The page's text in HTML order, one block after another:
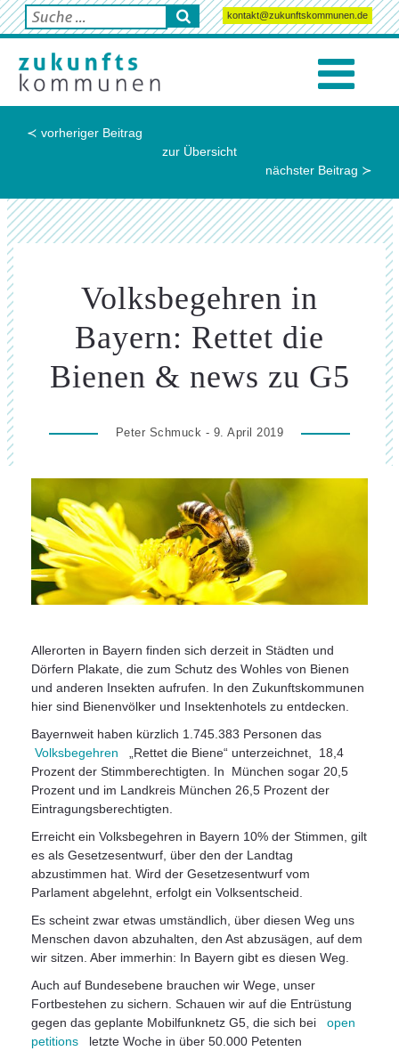
kontakt@zukunftskommunen.de
≺ vorheriger Beitrag
zur Übersicht
nächster Beitrag ≻
Volksbegehren in
Bayern: Rettet die
Bienen & news zu G5
Peter Schmuck - 9. April 2019
Allerorten in Bayern finden sich derzeit in Städten und
Dörfern Plakate, die zum Schutz des Wohles von Bienen
und anderen Insekten aufrufen. In den Zukunftskommunen
hier sind Bienenvölker und Insektenhotels zu entdecken.
Bayernweit haben kürzlich 1.745.383 Personen das
Volksbegehren „Rettet die Biene“ unterzeichnet, 18,4
Prozent der Stimmberechtigten. In München sogar 20,5
Prozent und im Landkreis München 26,5 Prozent der
Eintragungsberechtigten.
Erreicht ein Volksbegehren in Bayern 10% der Stimmen, gilt
es als Gesetzesentwurf, über den der Landtag
abzustimmen hat. Wird der Gesetzesentwurf vom
Parlament abgelehnt, erfolgt ein Volksentscheid.
Es scheint zwar etwas umständlich, über diesen Weg uns
Menschen davon abzuhalten, den Ast abzusägen, auf dem
wir sitzen. Aber immerhin: In Bayern gibt es diesen Weg.
Auch auf Bundesebene brauchen wir Wege, unser
Fortbestehen zu sichern. Schauen wir auf die Entrüstung
gegen das geplante Mobilfunknetz G5, die sich bei open
petitions letzte Woche in über 50.000 Petenten